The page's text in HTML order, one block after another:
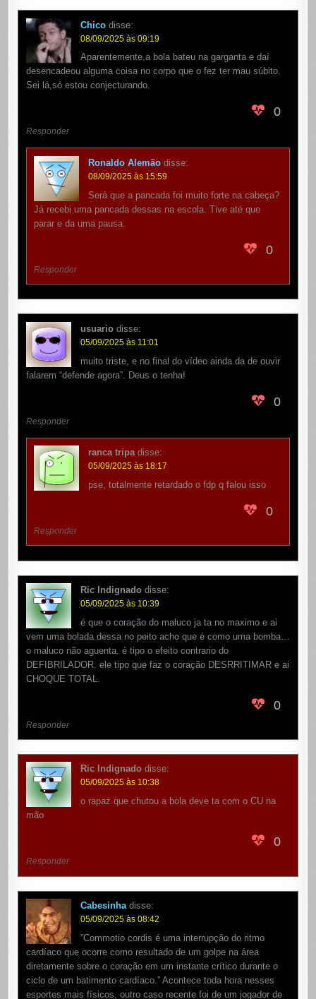
Chico disse:
08/09/2025 às 09:19
Aparentemente,a bola bateu na garganta e daí
desencadeou alguma coisa no corpo que o fez ter mau súbito.
Sei lá,só estou conjecturando.
0
Responder
Ronaldo Alemão disse:
08/09/2025 às 15:59
Será que a pancada foi muito forte na cabeça?
Já recebi uma pancada dessas na escola. Tive até que
parar e da uma pausa.
0
Responder
usuario disse:
05/09/2025 às 11:01
muito triste, e no final do vídeo ainda da de ouvir
falarem “defende agora”. Deus o tenha!
0
Responder
ranca tripa disse:
05/09/2025 às 18:17
pse, totalmente retardado o fdp q falou isso
0
Responder
Ric Indignado disse:
05/09/2025 às 10:39
é que o coração do maluco ja ta no maximo e ai
vem uma bolada dessa no peito acho que é como uma bomba…
o maluco não aguenta. é tipo o efeito contrario do
DEFIBRILADOR. ele tipo que faz o coração DESRRITIMAR e ai
CHOQUE TOTAL.
0
Responder
Ric Indignado disse:
05/09/2025 às 10:38
o rapaz que chutou a bola deve ta com o CU na
mão
0
Responder
Cabesinha disse:
05/09/2025 às 08:42
”Commotio cordis é uma interrupção do ritmo
cardíaco que ocorre como resultado de um golpe na área
diretamente sobre o coração em um instante crítico durante o
ciclo de um batimento cardíaco.” Acontece toda hora nesses
esportes mais físicos, outro caso recente foi de um jogador de